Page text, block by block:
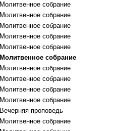
Молитвенное собрание
Молитвенное собрание
Молитвенное собрание
Молитвенное собрание
Молитвенное собрание
Молитвенное собрание
Молитвенное собрание
Молитвенное собрание
Молитвенное собрание
Молитвенное собрание
Вечерняя проповедь
Молитвенное собрание